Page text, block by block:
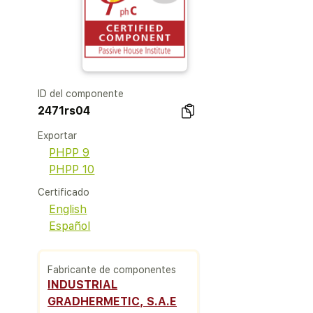
ID del componente
2471rs04
Exportar
PHPP 9
PHPP 10
Certificado
English
Español
Fabricante de componentes
INDUSTRIAL
GRADHERMETIC, S.A.E